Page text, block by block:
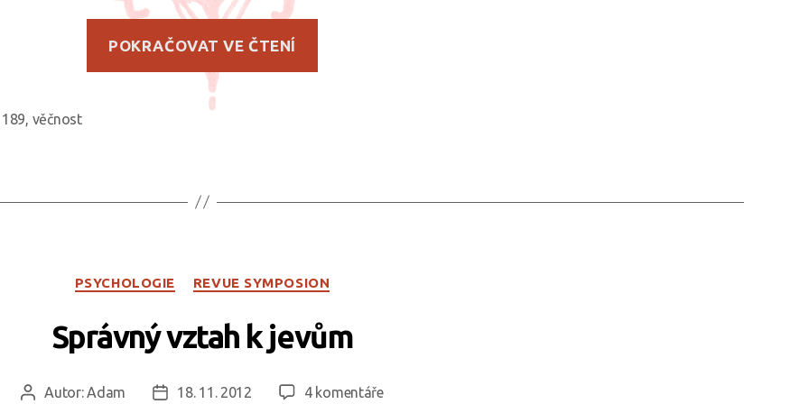
POKRAČOVAT VE ČTENÍ
189 věčnost
Rubriky
PSYCHOLOGIE REVUE SYMPOSION
Správný vztah k jevům
AutorAutor:Adam Datum
18. 11. 2012 4 komentářeu